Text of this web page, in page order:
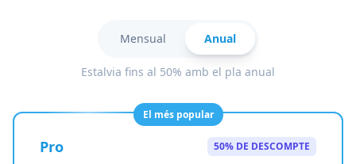
Mensual Anual
Estalvia fins al 50% amb el pla anual
El més popular
Pro 50% DE DESCOMPTE